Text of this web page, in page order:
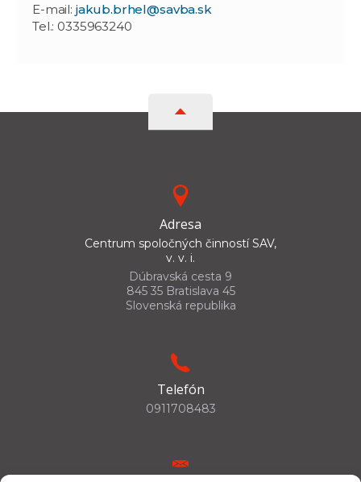
E-mail: jakub.brhel@savba.sk
Tel.: 0335963240
Adresa
Centrum spoločných činností SAV,
v. v. i.
Dúbravská cesta 9
845 35 Bratislava 45
Slovenská republika
Telefón
0911708483